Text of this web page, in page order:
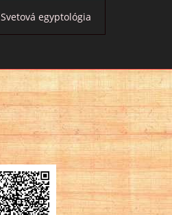
Svetová egyptológia